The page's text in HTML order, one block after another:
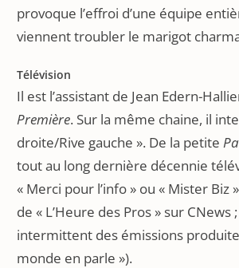
provoque l’effroi d’une équipe
viennent troubler le marigot
Télévision
Il est l’assistant de Jean Edern-
Première. Sur la même chaine, il
droite/Rive gauche ». De la petite
tout au long dernière décennie
« Merci pour l’info » ou « Mister
de « L’Heure des Pros » sur
intermittent des émissions
monde en parle »).